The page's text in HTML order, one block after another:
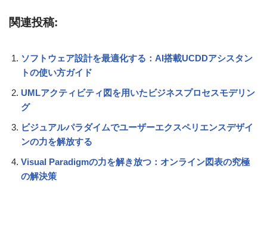
関連投稿:
ソフトウェア設計を最適化する：AI搭載UCDDアシスタン
トの使い方ガイド
UMLアクティビティ図を用いたビジネスプロセスモデリン
グ
ビジュアルパラダイムでユーザーエクスペリエンスデザイ
ンの力を解放する
Visual Paradigmの力を解き放つ：オンライン図表の究極
の解決策